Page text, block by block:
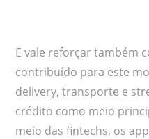
E vale reforçar também
contribuído para este
delivery, transporte e
crédito como meio
meio das fintechs, os